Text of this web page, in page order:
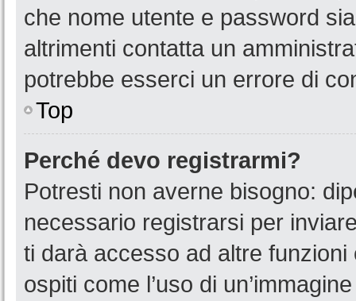
che nome utente e password
altrimenti contatta un
potrebbe esserci un errore di
Top
Perché devo registrarmi?
Potresti non averne bisogno:
necessario registrarsi per
ti darà accesso ad altre
ospiti come l’uso di